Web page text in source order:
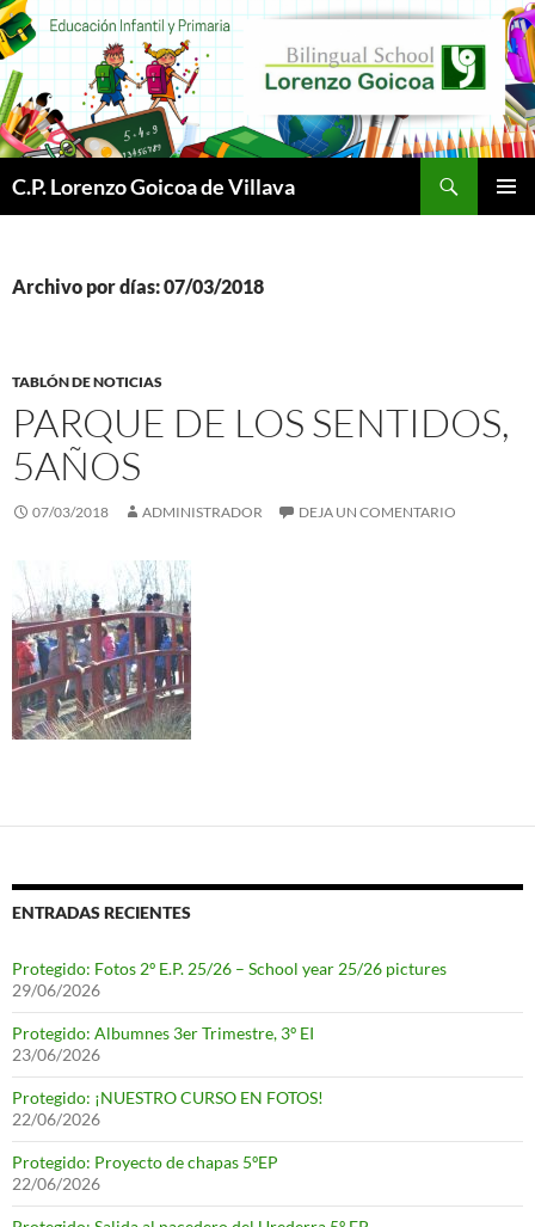
C.P. Lorenzo Goicoa de Villava
Archivo por días: 07/03/2018
TABLÓN DE NOTICIAS
PARQUE DE LOS SENTIDOS,
5AÑOS
07/03/2018 ADMINISTRADOR DEJA UN COMENTARIO
ENTRADAS RECIENTES
Protegido: Fotos 2º E.P. 25/26 – School year 25/26 pictures
29/06/2026
Protegido: Albumnes 3er Trimestre, 3º EI
23/06/2026
Protegido: ¡NUESTRO CURSO EN FOTOS!
22/06/2026
Protegido: Proyecto de chapas 5ºEP
22/06/2026